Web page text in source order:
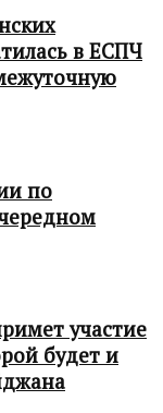
в ЕСПЧ
по
участие
будет и